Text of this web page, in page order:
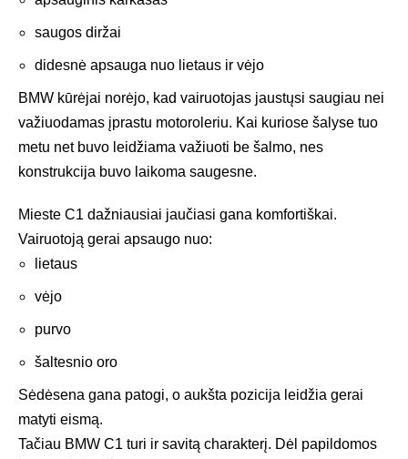
saugos diržai
didesnė apsauga nuo lietaus ir vėjo
BMW kūrėjai norėjo, kad vairuotojas jaustųsi saugiau nei
važiuodamas įprastu motoroleriu. Kai kuriose šalyse tuo
metu net buvo leidžiama važiuoti be šalmo, nes
konstrukcija buvo laikoma saugesne.
Mieste C1 dažniausiai jaučiasi gana komfortiškai.
Vairuotoją gerai apsaugo nuo:
lietaus
vėjo
purvo
šaltesnio oro
Sėdėsena gana patogi, o aukšta pozicija leidžia gerai
matyti eismą.
Tačiau BMW C1 turi ir savitą charakterį. Dėl papildomos